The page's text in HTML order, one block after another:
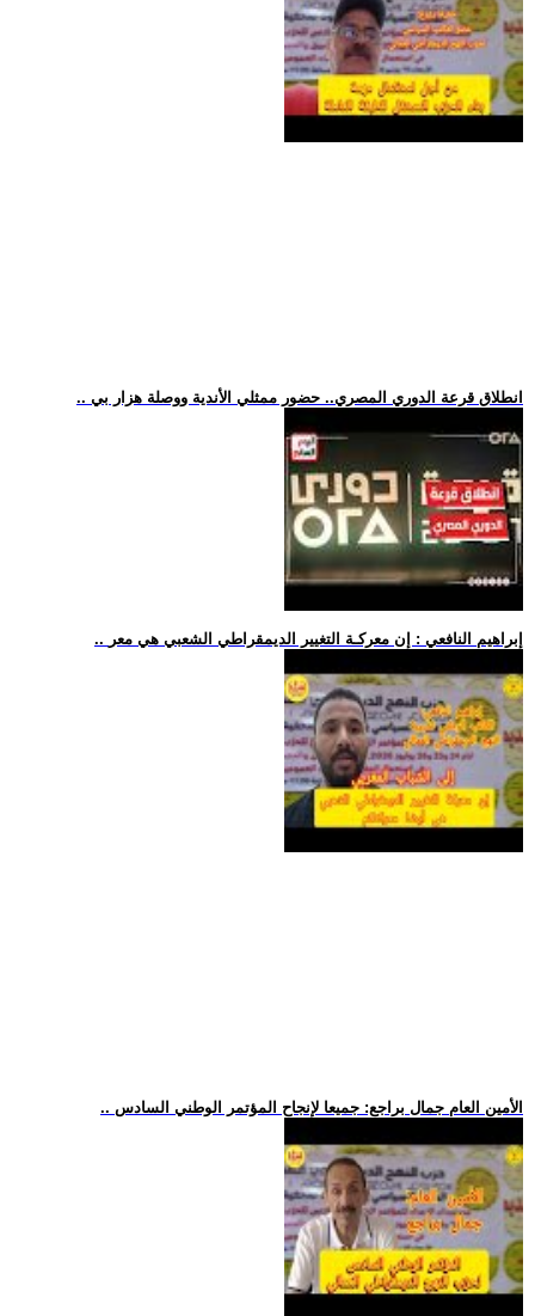
.. انطلاق قرعة الدوري المصري.. حضور ممثلي الأندية ووصلة هزار بي
.. إبراهيم النافعي : إن معركـة التغيير الديمقراطي الشعبي هي معر
.. الأمين العام جمال براجع: جميعا لإنجاح المؤتمر الوطني السادس